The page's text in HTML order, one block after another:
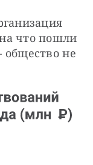
что пошли
общество не